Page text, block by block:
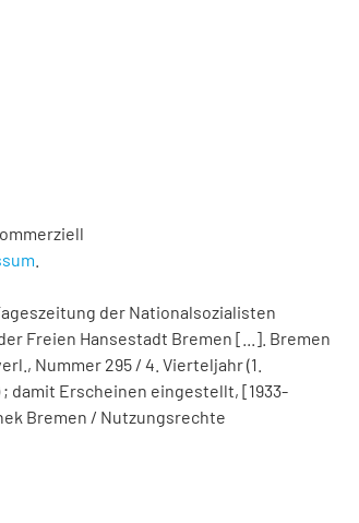
der Nationalsozialisten
Freien Hansestadt Bremen [...]. Bremen
Nummer 295 / 4. Vierteljahr (1.
; damit Erscheinen eingestellt, [1933-
Bremen / Nutzungsrechte